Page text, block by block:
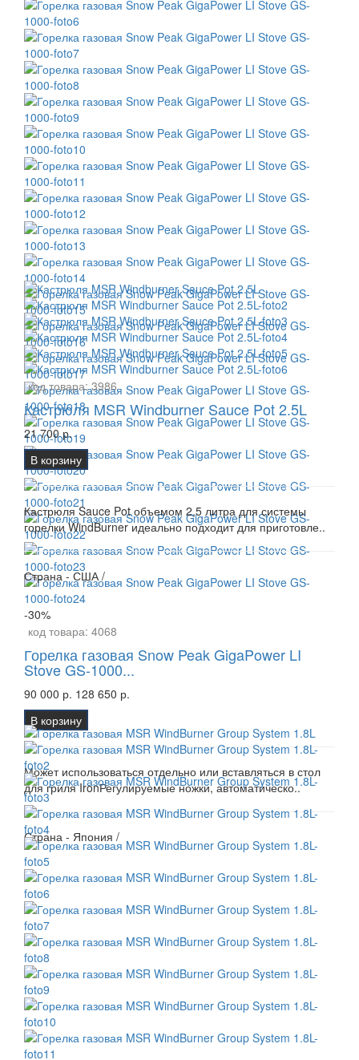
-30%
код товара: 4068
Горелка газовая Snow Peak GigaPower LI
Stove GS-1000...
90 000 р. 128 650 р.
В корзину
Может использоваться отдельно или вставляться в стол
для гриля IronРегулируемые ножки, автоматическо..
Страна - Япония /
код товара:3986
Кастрюля MSR Windburner Sauce Pot 2.5L
21 700 р.
В корзину
Кастрюля Sauce Pot объемом 2,5 литра для системы
горелки WindBurner идеально подходит для приготовле..
Страна - США /